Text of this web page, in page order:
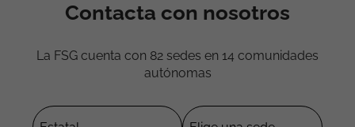
Contacta con nosotros
La FSG cuenta con 82 sedes en 14 comunidades
autónomas